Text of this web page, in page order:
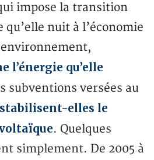
impose la transition
nuit à l’économie
l’énergie qu’elle
subventions versées au
elles le
. Quelques
simplement. De 2005 à